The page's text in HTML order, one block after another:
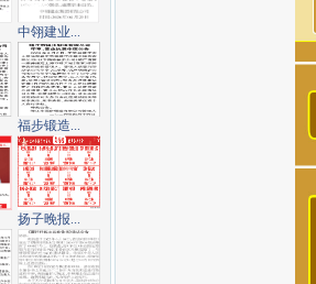
中翎建业...
福步锻造...
扬子晚报...